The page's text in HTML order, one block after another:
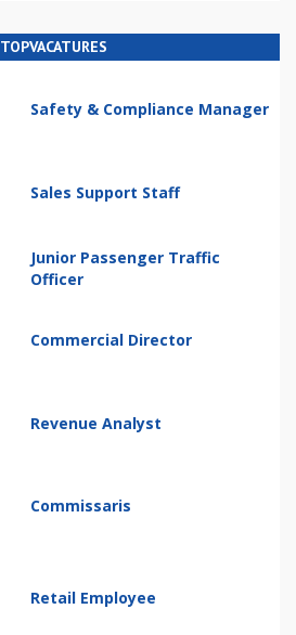
TOPVACATURES
Safety & Compliance Manager
Sales Support Staff
Junior Passenger Traffic
Officer
Commercial Director
Revenue Analyst
Commissaris
Retail Employee